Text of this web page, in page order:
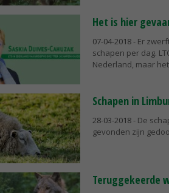
Het is hier
07-04-2018- Er
schapen per dag.
Nederland, maar
Schapen in
28-03-2018- De
gevonden zijn
Teruggekeerde